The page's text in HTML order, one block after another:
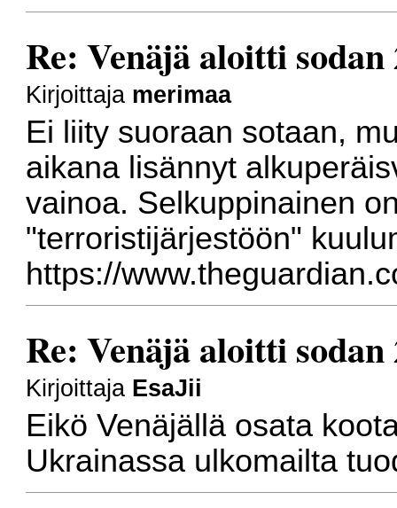
Re: Venäjä aloitti sodan
Kirjoittaja merimaa
Ei liity suoraan sotaan,
aikana lisännyt
vainoa. Selkuppinainen
"terroristijärjestöön"
https://
Re: Venäjä aloitti sodan
Kirjoittaja EsaJii
Eikö Venäjällä osata
Ukrainassa ulkomailta